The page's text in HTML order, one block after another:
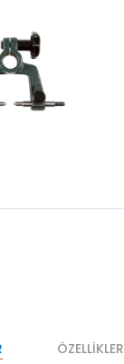
ÖZELLIKLER